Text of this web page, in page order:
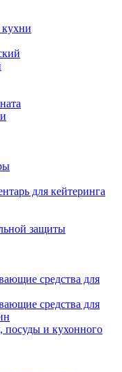
кухни
для кейтеринга
защиты
средства для
средства для
посуды и кухонного